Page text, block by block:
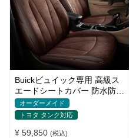
Buickビュイック専用 高級ス
エードシートカバー 防水防汚
手触り抜群 4色 オーダーメイ
ド
オーダーメイド
トヨタ タンク対応
¥ 59,850 (税込)